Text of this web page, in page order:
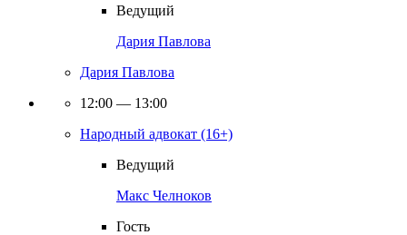
Ведущий
Дария Павлова
Дария Павлова
12:00 — 13:00
Народный адвокат (16+)
Ведущий
Макс Челноков
Гость